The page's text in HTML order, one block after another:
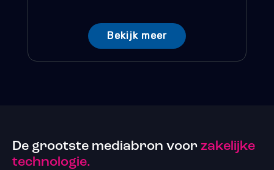
Bekijk meer
De grootste mediabron voor zakelijke
technologie.